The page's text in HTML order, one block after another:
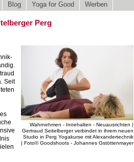
Blog Yoga for Good Werben
Perg
Wahrnehmen - Innehalten - Neuausrichten |
Gertraud Seitelberger verbindet in ihrem neuen
Studio in Perg Yogakurse mit Alexandertechnik
| Foto© Goodshoots - Johannes Gstöttenmayer
Seit